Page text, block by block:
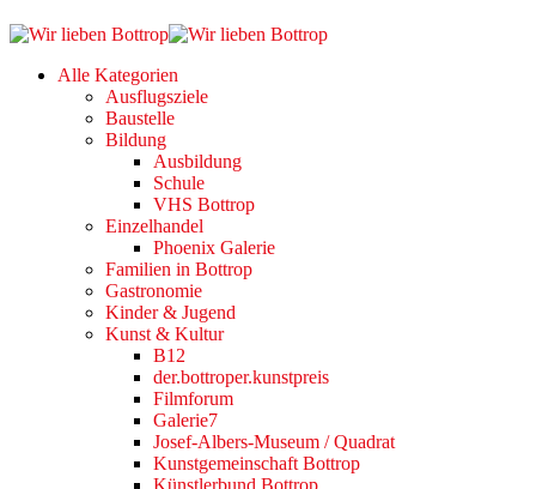
Alle Kategorien
Ausflugsziele
Baustelle
Bildung
Ausbildung
Schule
VHS Bottrop
Einzelhandel
Phoenix Galerie
Familien in Bottrop
Gastronomie
Kinder & Jugend
Kunst & Kultur
B12
der.bottroper.kunstpreis
Filmforum
Galerie7
Josef-Albers-Museum / Quadrat
Kunstgemeinschaft Bottrop
Künstlerbund Bottrop